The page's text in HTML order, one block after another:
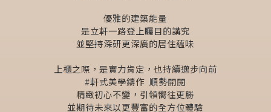
優雅的建築能量
是立軒一路登上矚目的講究
並堅持深研更深廣的居住蘊味
上櫃之際，是實力肯定，也持續邁步向前
#軒式美學鑄作 ​ 順勢開閱
精緻初心不變，引領嚮往更勝
並期待未來以更豐富的全方位體驗